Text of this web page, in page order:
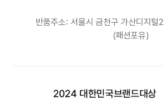
반품주소: 서울시 금천구 가산디지털
(패션포유)